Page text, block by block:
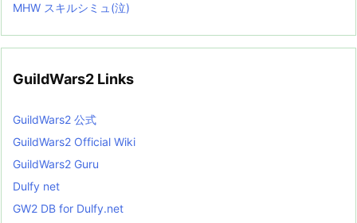
MHW スキルシミュ(泣)
GuildWars2 Links
GuildWars2 公式
GuildWars2 Official Wiki
GuildWars2 Guru
Dulfy net
GW2 DB for Dulfy.net